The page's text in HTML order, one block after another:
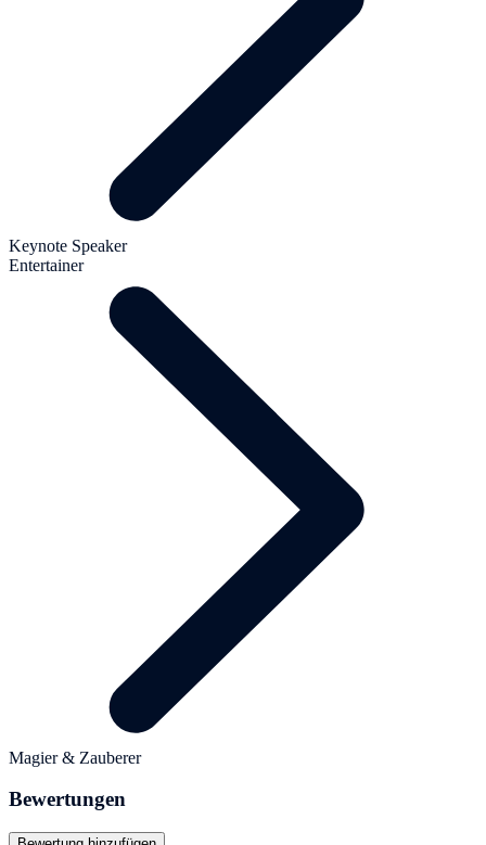
Keynote Speaker
Entertainer
Magier & Zauberer
Bewertungen